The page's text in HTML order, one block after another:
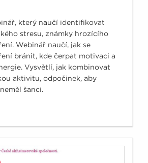
který naučí identifikovat
stresu, známky hrozícího
Webinář naučí, jak se
bránit, kde čerpat motivaci a
Vysvětlí, jak kombinovat
aktivitu, odpočinek, aby
šanci.